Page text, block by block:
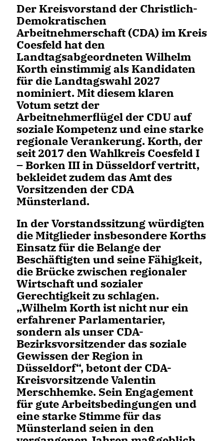
Der Kreisvorstand der Christlich-
Demokratischen
Arbeitnehmerschaft (CDA) im Kreis
Coesfeld hat den
Landtagsabgeordneten Wilhelm
Korth einstimmig als Kandidaten
für die Landtagswahl 2027
nominiert. Mit diesem klaren
Votum setzt der
Arbeitnehmerflügel der CDU auf
soziale Kompetenz und eine starke
regionale Verankerung. Korth, der
seit 2017 den Wahlkreis Coesfeld I
– Borken III in Düsseldorf vertritt,
bekleidet zudem das Amt des
Vorsitzenden der CDA
Münsterland.
In der Vorstandssitzung würdigten
die Mitglieder insbesondere Korths
Einsatz für die Belange der
Beschäftigten und seine Fähigkeit,
die Brücke zwischen regionaler
Wirtschaft und sozialer
Gerechtigkeit zu schlagen.
Wilhelm Korth ist nicht nur ein
erfahrener Parlamentarier,
sondern als unser CDA-
Bezirksvorsitzender das soziale
Gewissen der Region in
Düsseldorf“, betont der CDA-
Kreisvorsitzende Valentin
Merschhemke. Sein Engagement
für gute Arbeitsbedingungen und
eine starke Stimme für das
Münsterland seien in den